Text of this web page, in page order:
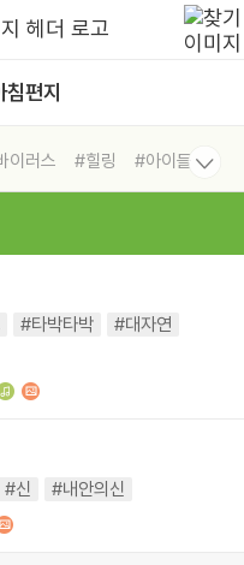
편지
이러스 #힐링
#아이들
#타박타박
#대자연
#신 #내안의신